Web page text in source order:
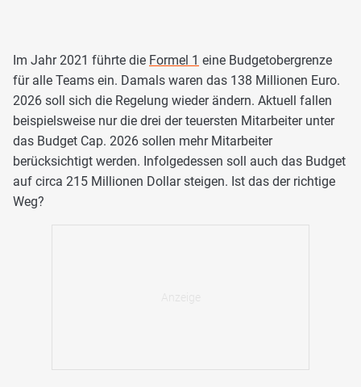
Im Jahr 2021 führte die Formel 1 eine Budgetobergrenze
für alle Teams ein. Damals waren das 138 Millionen Euro.
2026 soll sich die Regelung wieder ändern. Aktuell fallen
beispielsweise nur die drei der teuersten Mitarbeiter unter
das Budget Cap. 2026 sollen mehr Mitarbeiter
berücksichtigt werden. Infolgedessen soll auch das Budget
auf circa 215 Millionen Dollar steigen. Ist das der richtige
Weg?